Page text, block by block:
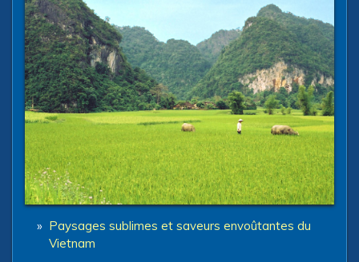
» Paysages sublimes et saveurs envoûtantes du
Vietnam